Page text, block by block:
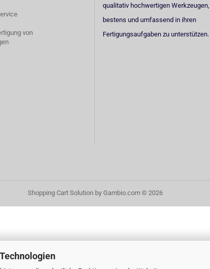
von
qualitativ hochwertigen Werkzeugen,
bestens und umfassend in ihren
Fertigungsaufgaben zu unterstützen.
Shopping Cart Solutionby Gambio.com © 2026